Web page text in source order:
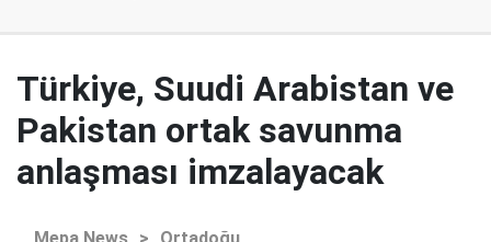
Türkiye, Suudi Arabistan ve
Pakistan ortak savunma
anlaşması imzalayacak